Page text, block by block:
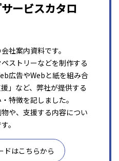
ービスカタロ
社案内資料です。
ストリーなどを制作する
広告やWebと紙を組み合
」など、弊社が提供する
特徴を記しました。
や、支援する内容につい
。
ドはこちらから